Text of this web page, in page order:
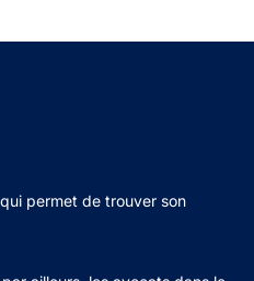
permet de trouver son